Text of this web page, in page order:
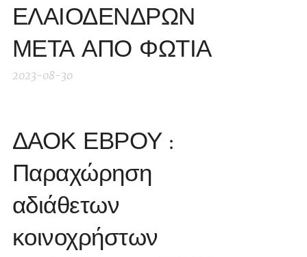
ΕΛΑΙΟΔΕΝΔΡΩΝ
ΜΕΤΑ ΑΠΟ ΦΩΤΙΑ
2023-08-30
ΔΑΟΚ ΕΒΡΟΥ :
Παραχώρηση
αδιάθετων
κοινοχρήστων